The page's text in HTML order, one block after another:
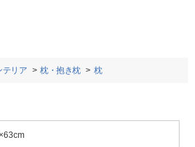
テリア 枕・抱き枕 枕